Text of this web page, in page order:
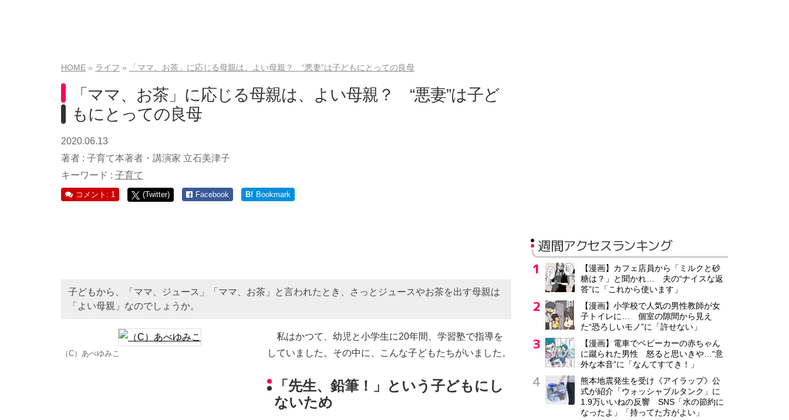
HOME ライフ 「ママ、お茶」に応じる母親は、よい母親？ “悪妻”は子どもにとっての良母
「ママ、お茶」に応じる母親は、よい母親？ “悪妻”は子ど
もにとっての良母
2020.06.13
著者 : 子育て本著者・講演家 立石美津子
キーワード : 子育て
コメント: 1 (Twitter) Facebook B! Bookmark
子どもから、「ママ、ジュース」「ママ、お茶」と言われたとき、さっとジュースやお茶を出す母親は
「よい母親」なのでしょうか。
（C）あべゆみこ
私はかつて、幼児と小学生に20年間、学習塾で指導を
していました。その中に、こんな子どもたちがいました。
「先生、鉛筆！」という子どもにし
ないため
週間アクセスランキング
【漫画】カフェ店員から「ミルクと砂
糖は？」と聞かれ… 夫の“ナイスな返
答”に「これから使います」
【漫画】小学校で人気の男性教師が女
子トイレに… 個室の隙間から見え
た“恐ろしいモノ”に「許せない」
【漫画】電車でベビーカーの赤ちゃん
に蹴られた男性 怒ると思いきや…“意
外な本音”に「なんてすてき！」
熊本地震発生を受け《アイラップ》公
式が紹介「ウォッシャブルタンク」に
1.9万いいねの反響 SNS「水の節約に
なったよ」「持ってた方がよい」